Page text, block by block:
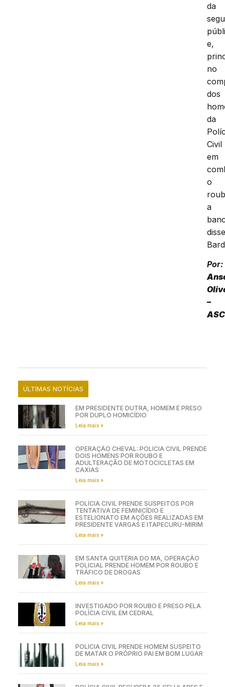
da
e,
no
dos
da
Civil
em
o
a
Por:
–
ÚLTIMAS NOTÍCIAS
EM PRESIDENTE DUTRA, HOMEM É PRESO
POR DUPLO HOMICÍDIO
Leia mais »
OPERAÇÃO CHEVAL: POLÍCIA CIVIL PRENDE
DOIS HOMENS POR ROUBO E
ADULTERAÇÃO DE MOTOCICLETAS EM
CAXIAS
Leia mais »
POLÍCIA CIVIL PRENDE SUSPEITOS POR
TENTATIVA DE FEMINICÍDIO E
ESTELIONATO EM AÇÕES REALIZADAS EM
PRESIDENTE VARGAS E ITAPECURU-MIRIM
Leia mais »
EM SANTA QUITÉRIA DO MA, OPERAÇÃO
POLICIAL PRENDE HOMEM POR ROUBO E
TRÁFICO DE DROGAS
Leia mais »
INVESTIGADO POR ROUBO É PRESO PELA
POLÍCIA CIVIL EM CEDRAL
Leia mais »
POLÍCIA CIVIL PRENDE HOMEM SUSPEITO
DE MATAR O PRÓPRIO PAI EM BOM LUGAR
Leia mais »